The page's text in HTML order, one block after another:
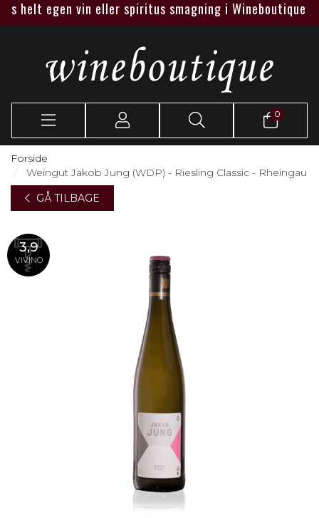
egen vin eller spiritus smagning i Wineboutique eller
0
Forside
Weingut Jakob Jung (WDP) - Riesling Classic - Rheingau
GÅ TILBAGE
3,9
VIVINO